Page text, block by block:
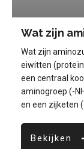
Wat zijn
Wat zijn
eiwitten
een centraal
aminogroep (-
en een zijketen
Bekijken